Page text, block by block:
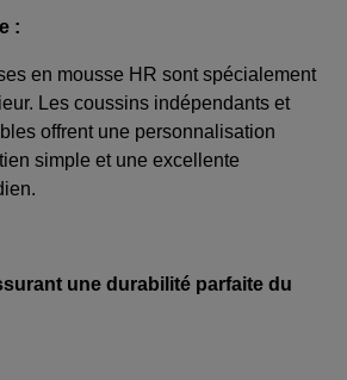
:
en mousse HR sont spécialement
Les coussins indépendants et
offrent une personnalisation
simple et une excellente
une durabilité parfaite du